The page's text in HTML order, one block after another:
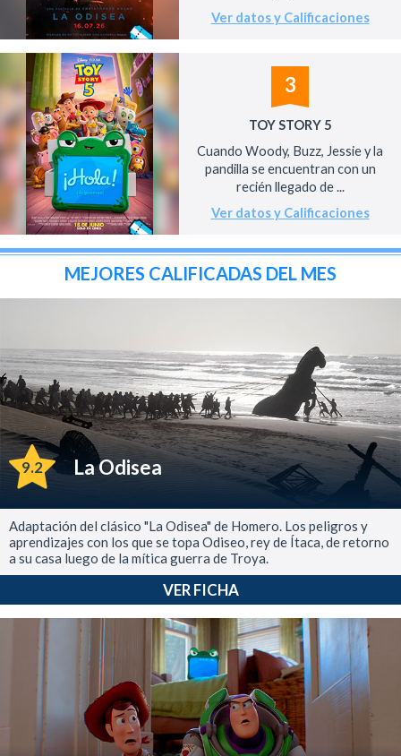
Ver datos y Calificaciones
3
TOY STORY 5
Cuando Woody, Buzz, Jessie y la
pandilla se encuentran con un
recién llegado de ...
Ver datos y Calificaciones
MEJORES CALIFICADAS DEL MES
9.2 La Odisea
Adaptación del clásico "La Odisea" de Homero. Los peligros y
aprendizajes con los que se topa Odiseo, rey de Ítaca, de retorno
a su casa luego de la mítica guerra de Troya.
VER FICHA